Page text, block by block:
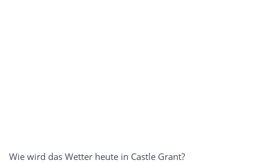
Wie wird das Wetter heute in Castle Grant?